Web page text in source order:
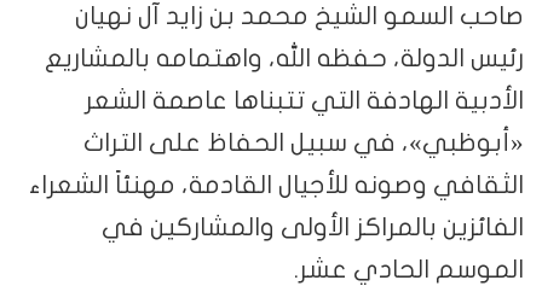
صاحب السمو الشيخ محمد بن زايد آل نهيان
رئيس الدولة، حفظه الله، واهتمامه بالمشاريع
الأدبية الهادفة التي تتبناها عاصمة الشعر
«أبوظبي»، في سبيل الحفاظ على التراث
الثقافي وصونه للأجيال القادمة، مهنئاً الشعراء
الفائزين بالمراكز الأولى والمشاركين في
الموسم الحادي عشر.